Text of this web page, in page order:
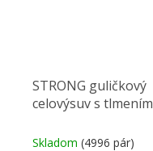
STRONG guličkový
celovýsuv s tlmením
Skladom (4996 pár)